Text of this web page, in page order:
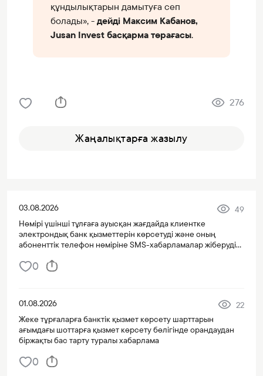
құндылықтарын дамытуға сеп
болады», -дейді Максим Кабанов,
Jusan Invest басқарма төрағасы.
276
Жаңалықтарға жазылу
03.08.2026
49
Нөмірі үшінші тұлғаға ауысқан жағдайда клиентке
электрондық банк қызметтерін көрсетуді және оның
абоненттік телефон нөміріне SMS-хабарламалар жіберуді
0
01.08.2026
22
Жеке тұрғаларға банктік қызмет көрсету шарттарын
ағымдағы шоттарға қызмет көрсету бөлігінде орандаудан
біржақты бас тарту туралы хабарлама
0